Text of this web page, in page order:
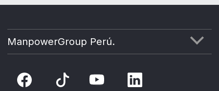
ManpowerGroup Perú.
CONTÁCTANOS